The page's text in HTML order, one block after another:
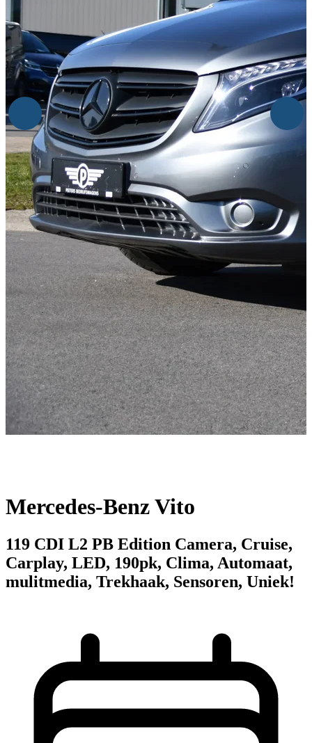
Mercedes-Benz Vito
119 CDI L2 PB Edition Camera, Cruise,
Carplay, LED, 190pk, Clima, Automaat,
mulitmedia, Trekhaak, Sensoren, Uniek!